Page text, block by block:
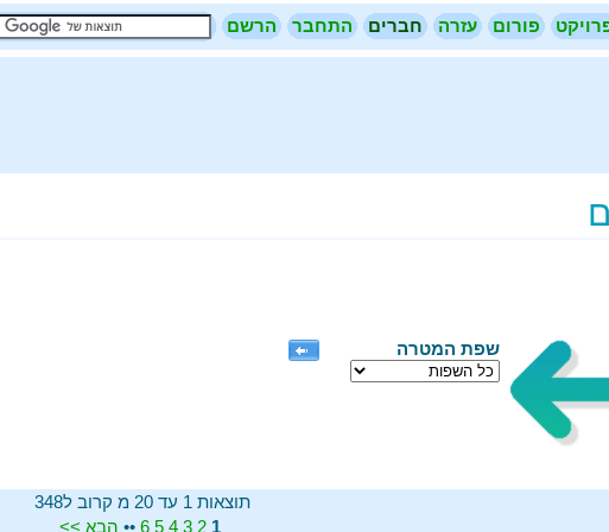
פורום עזרה חברים התחבר הרשם
שפת המטרה
תוצאות 1 עד 20 מ קרוב ל348
1
2
3
4
5
6
•• הבא >>